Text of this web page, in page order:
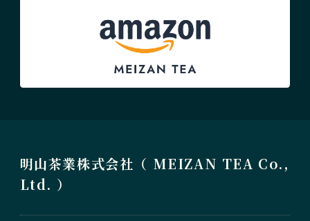
明山茶業株式会社（ MEIZAN TEA Co.,
Ltd. ）